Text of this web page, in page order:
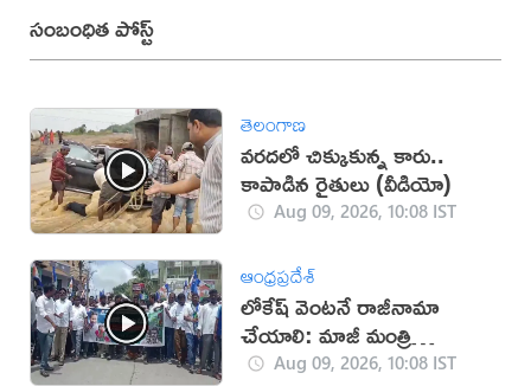
సంబంధిత పోస్ట్
తెలంగాణ
వరదలో చిక్కుకున్న కారు..
కాపాడిన రైతులు (వీడియో)
Aug 09, 2026, 10:08 IST
ఆంధ్రప్రదేశ్
లోకేష్ వెంట‌నే రాజీనామా
చేయాలి: మాజీ మంత్రి
ఉషాశ్రీచరణ్
Aug 09, 2026, 10:08 IST